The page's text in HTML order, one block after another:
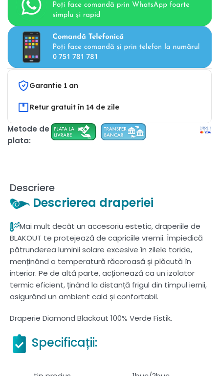
Garantie 1 an
Retur gratuit în 14 de zile
Metode de
plata:
Descriere
Descrierea draperiei
Mai mult decât un accesoriu estetic, draperiile de
BLAKOUT te protejează de capriciile vremii. Împiedică
pătrunderea luminii solare excesive în zilele toride,
menținând o temperatură răcoroasă și plăcută în
interior. Pe de altă parte, acționează ca un izolator
termic eficient, ținând la distanță frigul din timpul iernii,
asigurând un ambient cald și confortabil.
Draperie Diamond Blackout 100% Verde Fistik.
Specificații: